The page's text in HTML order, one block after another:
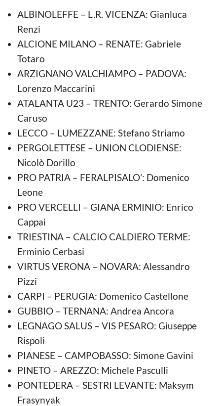
ALBINOLEFFE – L.R. VICENZA: Gianluca
Renzi
ALCIONE MILANO – RENATE: Gabriele
Totaro
ARZIGNANO VALCHIAMPO – PADOVA:
Lorenzo Maccarini
ATALANTA U23 – TRENTO: Gerardo Simone
Caruso
LECCO – LUMEZZANE: Stefano Striamo
PERGOLETTESE – UNION CLODIENSE:
Nicolò Dorillo
PRO PATRIA – FERALPISALO’: Domenico
Leone
PRO VERCELLI – GIANA ERMINIO: Enrico
Cappai
TRIESTINA – CALCIO CALDIERO TERME:
Erminio Cerbasi
VIRTUS VERONA – NOVARA: Alessandro
Pizzi
CARPI – PERUGIA: Domenico Castellone
GUBBIO – TERNANA: Andrea Ancora
LEGNAGO SALUS – VIS PESARO: Giuseppe
Rispoli
PIANESE – CAMPOBASSO: Simone Gavini
PINETO – AREZZO: Michele Pasculli
PONTEDERA – SESTRI LEVANTE: Maksym
Frasynyak